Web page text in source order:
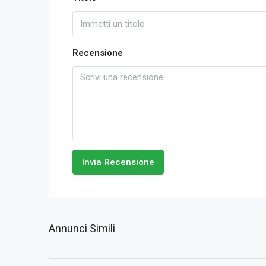
Recensione
Invia Recensione
Annunci Simili